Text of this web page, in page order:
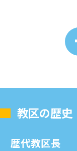
教区の歴史
歴代教区⻑